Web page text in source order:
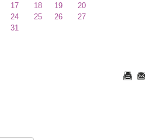
17 18 19
20
24 25 26
27
31